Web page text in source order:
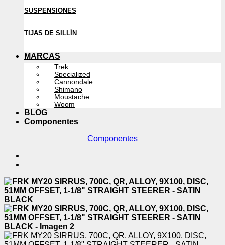
SUSPENSIONES
TIJAS DE SILLÍN
MARCAS
Trek
Specialized
Cannondale
Shimano
Moustache
Woom
BLOG
Componentes
Componentes